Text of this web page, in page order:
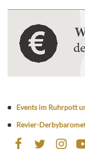
Events im Ruhrpott
Revier-